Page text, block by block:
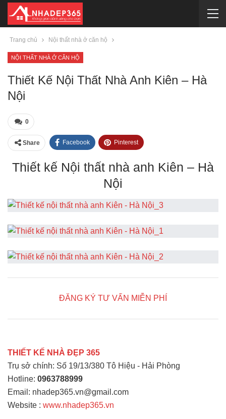
Trang chủ Nội thất nhà ở căn hộ
NỘI THẤT NHÀ Ở CĂN HỘ
Thiết Kế Nội Thất Nhà Anh Kiên – Hà
Nội
0
Share Facebook Pinterest
Thiết kế Nội thất nhà anh Kiên – Hà
Nội
ĐĂNG KÝ TƯ VẤN MIỄN PHÍ
THIẾT KẾ NHÀ ĐẸP 365
Trụ sở chính: Số 19/13/380 Tô Hiệu - Hải Phòng
Hotline: 0963788999
Email: nhadep365.vn@gmail.com
Website : www.nhadep365.vn